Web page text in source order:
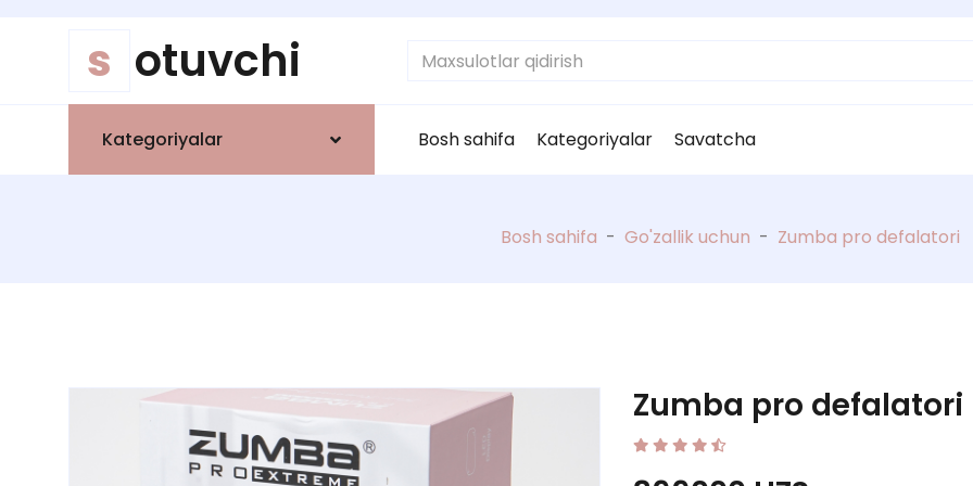
s otuvchi
Kategoriyalar Bosh sahifa Kategoriyalar Savatcha
Bosh sahifa - Go'zallik uchun - Zumba pro defalatori
Zumba pro defalatori